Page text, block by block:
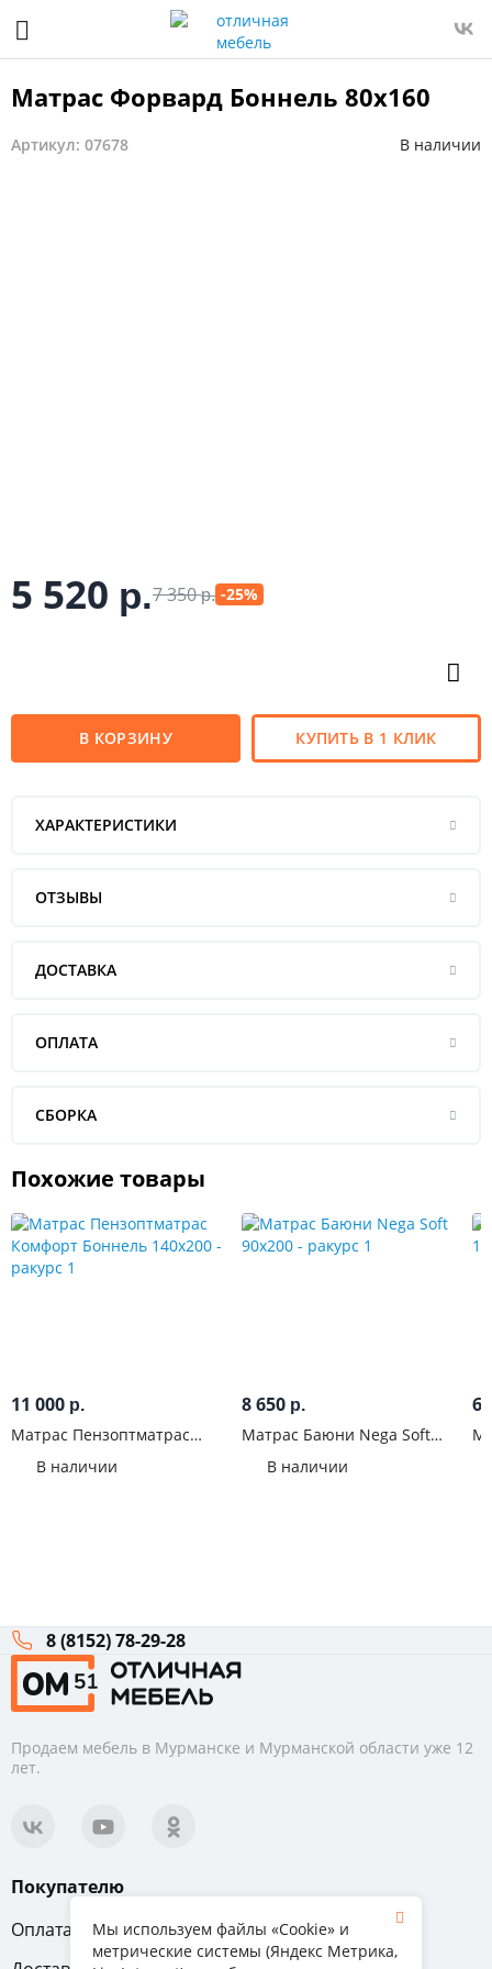
Матрас Форвард Боннель 80x160
Артикул: 07678 В наличии
5 520 р.7 350р. -25%
В КОРЗИНУ КУПИТЬ В 1 КЛИК
ХАРАКТЕРИСТИКИ
ОТЗЫВЫ
ДОСТАВКА
ОПЛАТА
СБОРКА
Похожие товары
11 000 р.
Матрас Пензоптматрас
В наличии
8 650 р.
Матрас Баюни Nega Soft
В наличии
6
8 (8152) 78-29-28
Продаем мебель в Мурманске и Мурманской области уже 12
лет.
Покупателю
Оплата
Вопрос-ответ
Мы используем файлы «Cookie» и
метрические системы (Яндекс Метрика,